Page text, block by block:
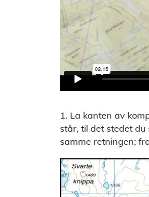
1. La kanten av
står, til det stedet du
samme retningen;